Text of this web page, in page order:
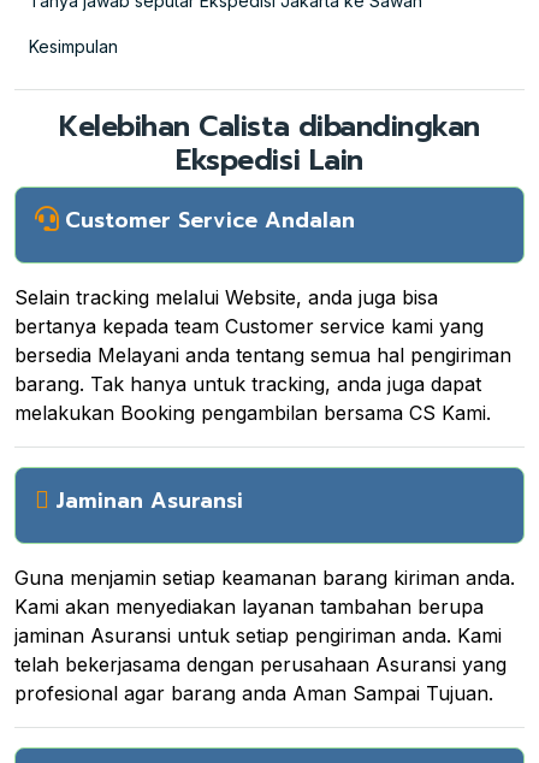
Kesimpulan
Kelebihan Calista dibandingkan
Ekspedisi Lain
Customer Service Andalan
Selain tracking melalui Website, anda juga bisa
bertanya kepada team Customer service kami yang
bersedia Melayani anda tentang semua hal pengiriman
barang. Tak hanya untuk tracking, anda juga dapat
melakukan Booking pengambilan bersama CS Kami.
Jaminan Asuransi
Guna menjamin setiap keamanan barang kiriman anda.
Kami akan menyediakan layanan tambahan berupa
jaminan Asuransi untuk setiap pengiriman anda. Kami
telah bekerjasama dengan perusahaan Asuransi yang
profesional agar barang anda Aman Sampai Tujuan.